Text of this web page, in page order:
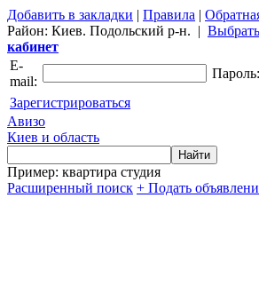
Добавить в закладки | Правила |
Район: Киев. Подольский р-н. |
кабинет
E-
mail:
Пароль:
Зарегистрироваться
Авизо
Киев и область
Пример: квартира студия
Расширенный поиск + Подать